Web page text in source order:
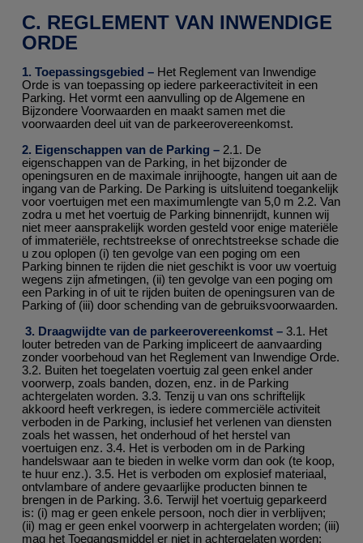
C. REGLEMENT VAN INWENDIGE
ORDE
1. Toepassingsgebied – Het Reglement van Inwendige
Orde is van toepassing op iedere parkeeractiviteit in een
Parking. Het vormt een aanvulling op de Algemene en
Bijzondere Voorwaarden en maakt samen met die
voorwaarden deel uit van de parkeerovereenkomst.
2. Eigenschappen van de Parking – 2.1. De
eigenschappen van de Parking, in het bijzonder de
openingsuren en de maximale inrijhoogte, hangen uit aan de
ingang van de Parking. De Parking is uitsluitend toegankelijk
voor voertuigen met een maximumlengte van 5,0 m 2.2. Van
zodra u met het voertuig de Parking binnenrijdt, kunnen wij
niet meer aansprakelijk worden gesteld voor enige materiële
of immateriële, rechtstreekse of onrechtstreekse schade die
u zou oplopen (i) ten gevolge van een poging om een
Parking binnen te rijden die niet geschikt is voor uw voertuig
wegens zijn afmetingen, (ii) ten gevolge van een poging om
een Parking in of uit te rijden buiten de openingsuren van de
Parking of (iii) door schending van de gebruiksvoorwaarden.
3. Draagwijdte van de parkeerovereenkomst –3.1. Het
louter betreden van de Parking impliceert de aanvaarding
zonder voorbehoud van het Reglement van Inwendige Orde.
3.2. Buiten het toegelaten voertuig zal geen enkel ander
voorwerp, zoals banden, dozen, enz. in de Parking
achtergelaten worden. 3.3. Tenzij u van ons schriftelijk
akkoord heeft verkregen, is iedere commerciële activiteit
verboden in de Parking, inclusief het verlenen van diensten
zoals het wassen, het onderhoud of het herstel van
voertuigen enz. 3.4. Het is verboden om in de Parking
handelswaar aan te bieden in welke vorm dan ook (te koop,
te huur enz.). 3.5. Het is verboden om explosief materiaal,
ontvlambare of andere gevaarlijke producten binnen te
brengen in de Parking. 3.6. Terwijl het voertuig geparkeerd
is: (i) mag er geen enkele persoon, noch dier in verblijven;
(ii) mag er geen enkel voorwerp in achtergelaten worden; (iii)
mag het Toegangsmiddel er niet in achtergelaten worden;